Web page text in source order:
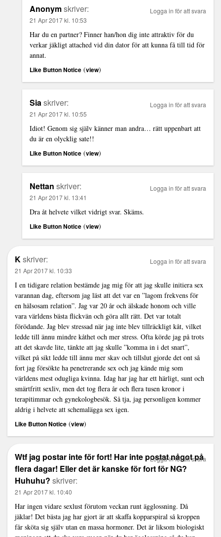
Anonymskriver:
21 Apr 2017 kl. 10:53
Har du en partner? Finner han/hon dig inte attraktiv för du
verkar jäkligt attached vid din dator för att kunna få till tid för
annat.
Like Button Notice (view)
Logga in för att svara
Siaskriver:
21 Apr 2017 kl. 10:55
Idiot! Genom sig själv känner man andra… rätt uppenbart att
du är en olycklig sate!!
Like Button Notice (view)
Logga in för att svara
Nettan skriver:
21 Apr 2017 kl. 13:41
Dra åt helvete vilket vidrigt svar. Skäms.
Like Button Notice (view)
Logga in för att svara
Kskriver:
21 Apr 2017 kl. 10:33
I en tidigare relation bestämde jag mig för att jag skulle initiera sex
varannan dag, eftersom jag läst att det var en ”lagom frekvens för
en hälsosam relation”. Jag var 20 år och älskade honom och ville
vara världens bästa flickvän och göra allt rätt. Det var totalt
förödande. Jag blev stressad när jag inte blev tillräckligt kåt, vilket
ledde till ännu mindre kåthet och mer stress. Ofta körde jag på trots
att det skavde lite, tänkte att jag skulle ”komma in i det snart”,
vilket på sikt ledde till ännu mer skav och tillslut gjorde det ont så
fort jag försökte ha penetrerande sex och jag kände mig som
världens mest odugliga kvinna. Idag har jag har ett härligt, sunt och
smärtfritt sexliv, men det tog flera år och flera tusen kronor i
terapitimmar och gynekologbesök. Så tja, jag personligen kommer
aldrig i helvete att schemalägga sex igen.
Like Button Notice (view)
Logga in för att svara
Wtf jag postar inte för fort! Har inte postat något på
flera dagar! Eller det är kanske för fort för NG?
Huhuhu? skriver:
21 Apr 2017 kl. 10:40
Har ingen vidare sexlust förutom veckan runt ägglossning. Då
jäklar! Det bästa jag har gjort är att skaffa kopparspiral så kroppen
får sköta sig själv utan en massa hormoner. Det är liksom biologiskt
Logga in för att svara